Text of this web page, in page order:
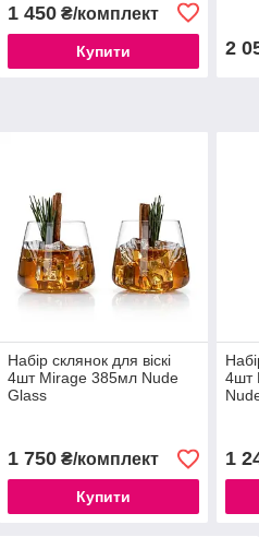
1 450₴/комплект
Купити 2
Набір склянок для віскі
4шт Mirage 385мл Nude
Glass
1 750₴/комплект
Купити
4шт
1